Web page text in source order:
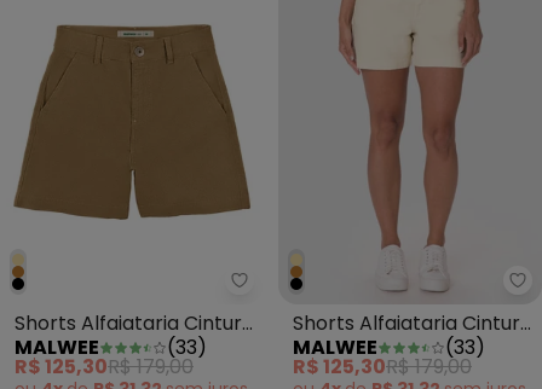
Malwee - Shorts Alfaiataria
Shorts Alfaiataria Cintura
Alta em Sarja Cáqui
MALWEE (33)
R$ 125,30R$ 179,00
Shorts Alfaiataria Cintura
Alta Off White
MALWEE (33)
R$ 125,30R$ 179,00